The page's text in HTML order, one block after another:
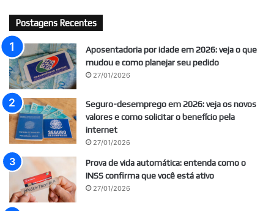
Postagens Recentes
Aposentadoria por idade em 2026: veja o que
mudou e como planejar seu pedido
27/01/2026
Seguro-desemprego em 2026: veja os novos
valores e como solicitar o benefício pela
internet
27/01/2026
Prova de vida automática: entenda como o
INSS confirma que você está ativo
27/01/2026